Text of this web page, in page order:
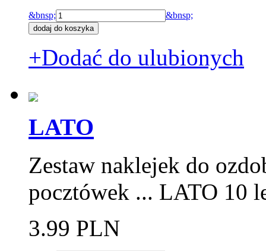
&bnsp; &bnsp;
+Dodać do ulubionych
LATO
Zestaw naklejek do
pocztówek ... LATO 10
3.99 PLN